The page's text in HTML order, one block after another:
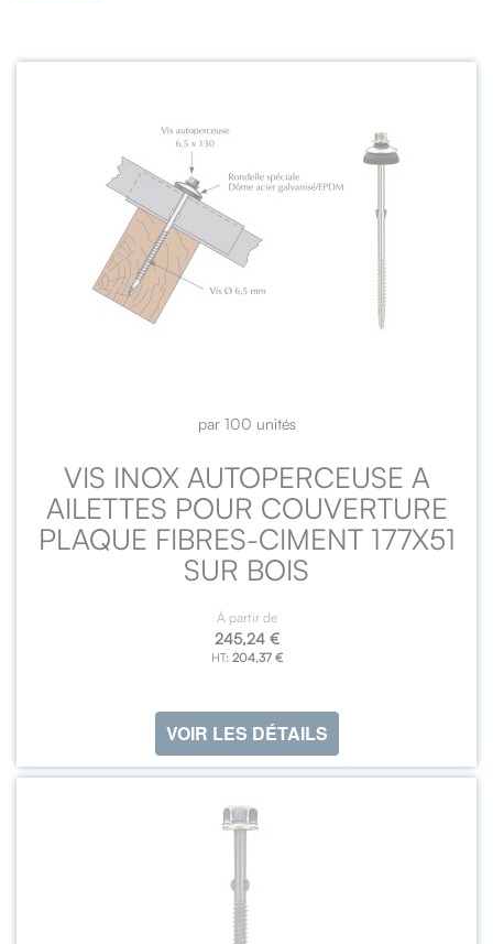
par 100 unités
VIS INOX AUTOPERCEUSE A
AILETTES POUR COUVERTURE
PLAQUE FIBRES-CIMENT 177X51
SUR BOIS
À partir de
245,24 €
204,37 €
VOIR LES DÉTAILS